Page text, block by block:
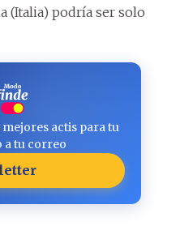
(Italia) podría ser solo
mejores actis para tu
a tu correo